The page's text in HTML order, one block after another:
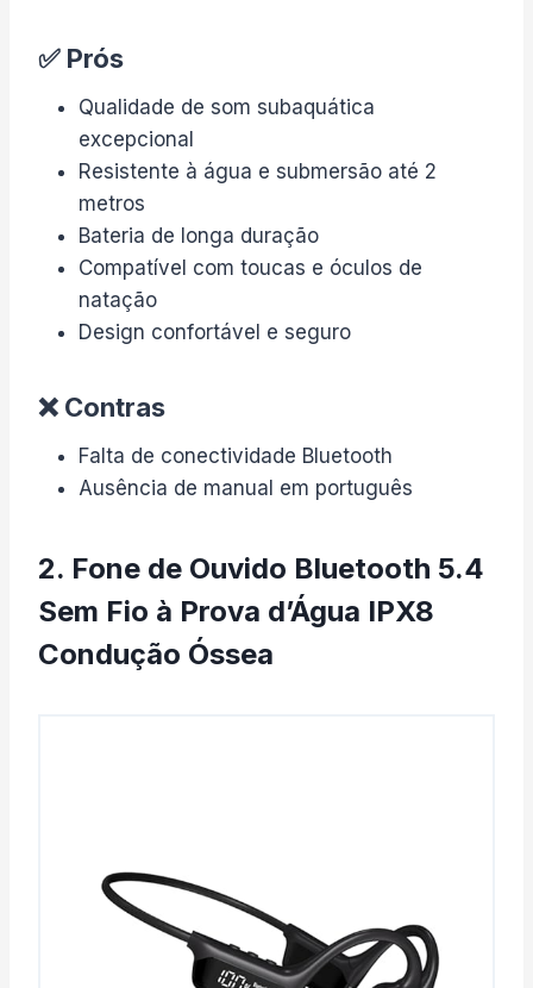
✅ Prós
Qualidade de som subaquática
excepcional
Resistente à água e submersão até 2
metros
Bateria de longa duração
Compatível com toucas e óculos de
natação
Design confortável e seguro
❌ Contras
Falta de conectividade Bluetooth
Ausência de manual em português
2. Fone de Ouvido Bluetooth 5.4
Sem Fio à Prova d’Água IPX8
Condução Óssea